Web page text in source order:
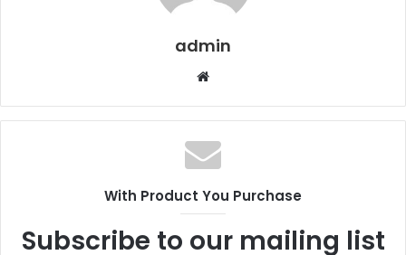
admin
Web
With Product You Purchase
Subscribe to our mailing list